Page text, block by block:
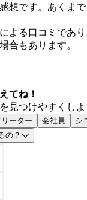
想です。あくま
よる口コミであ
合もあります。
てね！
見つけやすくしよ
リーター 会社員 シ
の？